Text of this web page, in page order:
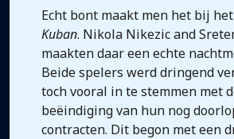
Echt bont maakt men het bij het
Kuban. Nikola Nikezic and
maakten daar een echte
Beide spelers werd dringend
toch vooral in te stemmen met
beëindiging van hun nog
contracten. Dit begon met een